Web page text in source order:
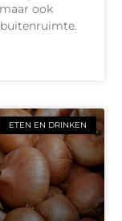
ook
ETEN EN DRINKEN